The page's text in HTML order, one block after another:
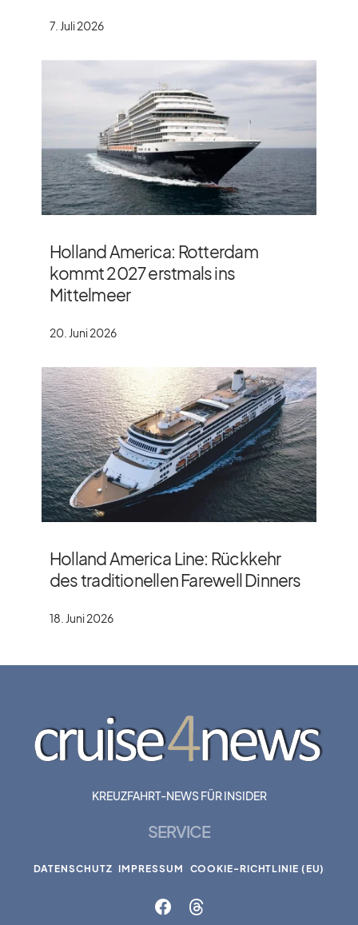
7. Juli 2026
Holland America: Rotterdam
kommt 2027 erstmals ins
Mittelmeer
20. Juni 2026
Holland America Line: Rückkehr
des traditionellen Farewell Dinners
18. Juni 2026
KREUZFAHRT-NEWS FÜR INSIDER
SERVICE
DATENSCHUTZ IMPRESSUM COOKIE-RICHTLINIE (EU)